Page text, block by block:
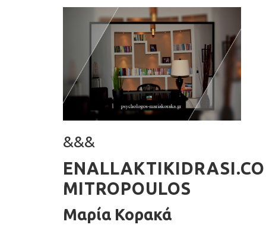
&&&
MITROPOULOS
Μαρία Κορακά